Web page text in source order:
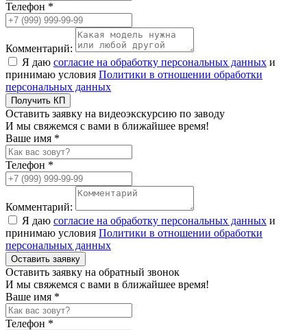
Телефон *
Комментарий:
Я даю согласие на обработку персональных данных и
принимаю условия Политики в отношении обработки
персональных данных
Получить КП
Оставить заявку на видеоэкскурсию по заводу
И мы свяжемся с вами в ближайшее время!
Ваше имя *
Телефон *
Комментарий:
Я даю согласие на обработку персональных данных и
принимаю условия Политики в отношении обработки
персональных данных
Оставить заявку
Оставить заявку на обратный звонок
И мы свяжемся с вами в ближайшее время!
Ваше имя *
Телефон *